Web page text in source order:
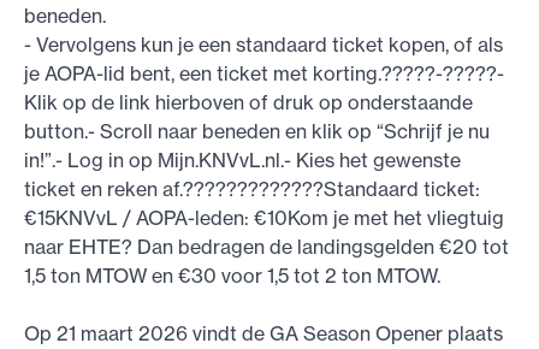
beneden.
- Vervolgens kun je een standaard ticket kopen, of als
je AOPA-lid bent, een ticket met korting.?????-?????-
Klik op de link hierboven of druk op onderstaande
button.- Scroll naar beneden en klik op “Schrijf je nu
in!”.- Log in op Mijn.KNVvL.nl.- Kies het gewenste
ticket en reken af.?????????????Standaard ticket:
€15KNVvL / AOPA-leden: €10Kom je met het vliegtuig
naar EHTE? Dan bedragen de landingsgelden €20 tot
1,5 ton MTOW en €30 voor 1,5 tot 2 ton MTOW.
Op 21 maart 2026 vindt de GA Season Opener plaats